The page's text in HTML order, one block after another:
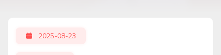
2025-08-23